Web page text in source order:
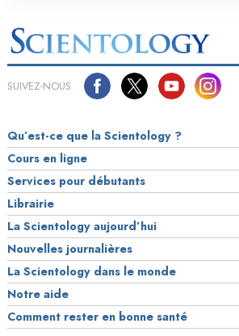
SUIVEZ-NOUS
Qu’est-ce que la Scientology ?
Cours en ligne
Services pour débutants
Librairie
La Scientology aujourd’hui
Nouvelles journalières
La Scientology dans le monde
Notre aide
Comment rester en bonne santé